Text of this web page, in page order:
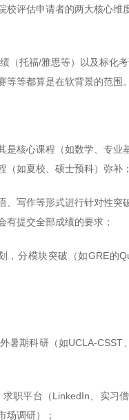
校评估申请者的两大核心维
（托福/雅思等）以及标化
等都算是在软背景的范围。
是核心课程（如数学、专业
（如夏校、硕士预科）弥补；
、写作等形式进行针对性突
有提交全部成绩的要求；
，分模块突破（如GRE的
暑期科研（如UCLA-CSST
职平台（LinkedIn、实习
场调研）；